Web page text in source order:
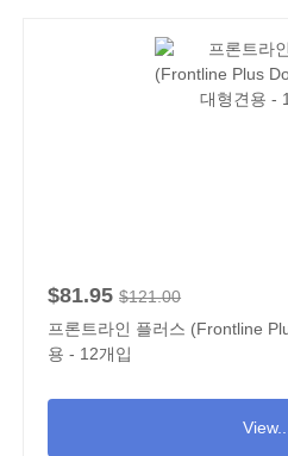
$81.95 $121.00
프론트라인 플러스 (Frontline
용 - 12개입
View...